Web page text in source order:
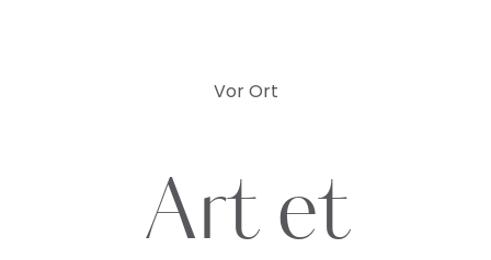
Vor Ort
Art et